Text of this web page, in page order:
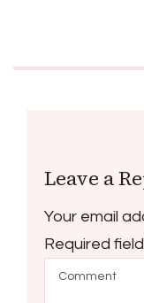
Leave a
Your email
Required